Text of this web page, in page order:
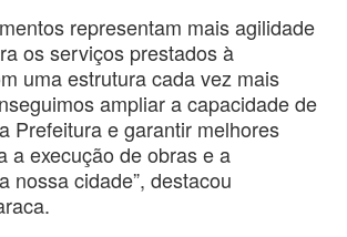
representam mais agilidade
os serviços prestados à
uma estrutura cada vez mais
ampliar a capacidade de
Prefeitura e garantir melhores
a execução de obras e a
nossa cidade”, destacou